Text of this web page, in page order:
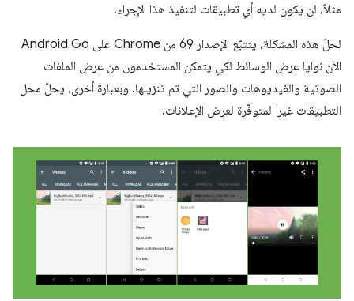
مثلاً، لن يكون لديه أي تطبيقات لتنفيذ هذا الإجراء.
لحلّ هذه المشكلة، يتتبّع الإصدار 69 من Chrome على Android Go
الآن نوايا عرض الوسائط لكي يتمكن المستخدمون من عرض الملفات
الصوتية والفيديوهات والصور التي تم تنزيلها. وبعبارة أخرى، يحلّ محل
التطبيقات غير المتوفّرة لعرض الإعلانات.